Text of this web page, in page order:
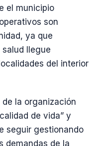
el municipio
son
ya que
llegue
del interior
de la organización
de vida” y
seguir gestionando
demandas de la